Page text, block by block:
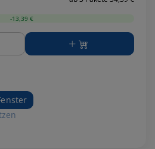
-13,39 €